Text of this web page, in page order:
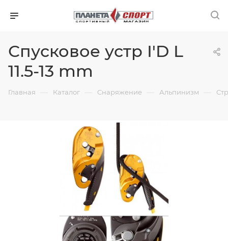
Спусковое устр I'D L
11.5-13 mm
Главная — Каталог — Снаряжение — Альпинизм —